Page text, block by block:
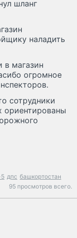
шланг
наладить
в магазин
огромное
сотрудники
дпс башкортостан
95 просмотров всего.